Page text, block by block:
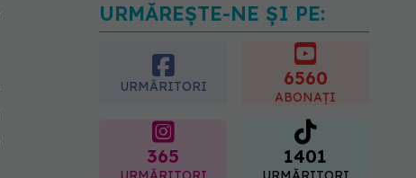
PNRR: 174 de milioane de
lei pentru sănătate într-o
singură săptămână. Ce
spitale primesc bani
07.08.2026, 16:41
URMĂREȘTE-NE ȘI PE:
URMĂRITORI 6560
ABONAȚI
365 1401